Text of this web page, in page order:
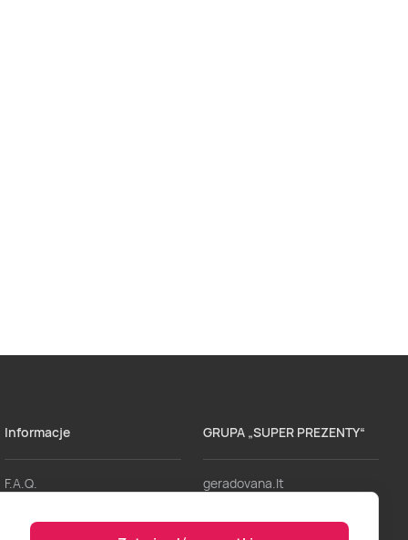
Informacje
F.A.Q.
GRUPA „SUPER PREZENTY“
geradovana.lt